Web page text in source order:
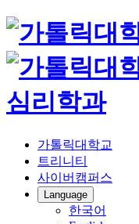
심리학과
가톨릭대학교
트리니티
사이버캠퍼스
Language
한국어